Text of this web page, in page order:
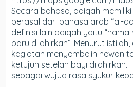
Secara bahasa, aqiqah
berasal dari bahasa arab “al-
definisi lain aqiqah yaitu
baru dilahirkan”. Menurut
kegiatan menyembelih hewan
ketujuh setelah bayi dilahirkan.
sebagai wujud rasa syukur